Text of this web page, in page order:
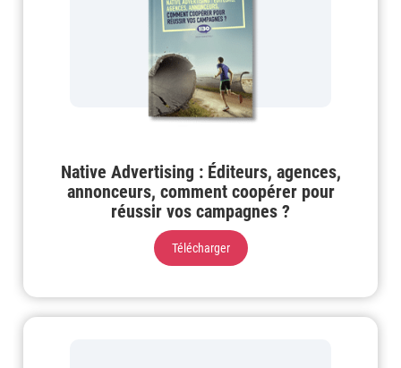
Native Advertising : Éditeurs, agences,
annonceurs, comment coopérer pour
réussir vos campagnes ?
Télécharger